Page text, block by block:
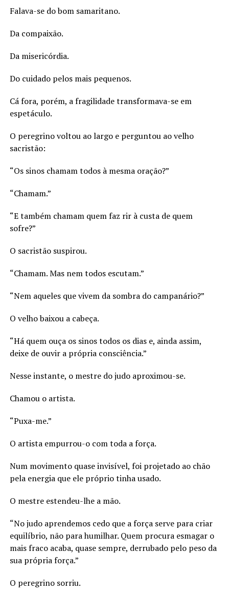
Falava-se do bom samaritano.
Da compaixão.
Da misericórdia.
Do cuidado pelos mais pequenos.
Cá fora, porém, a fragilidade transformava-se em
espetáculo.
O peregrino voltou ao largo e perguntou ao velho
sacristão:
“Os sinos chamam todos à mesma oração?”
“Chamam.”
“E também chamam quem faz rir à custa de quem
sofre?”
O sacristão suspirou.
“Chamam. Mas nem todos escutam.”
“Nem aqueles que vivem da sombra do campanário?”
O velho baixou a cabeça.
“Há quem ouça os sinos todos os dias e, ainda assim,
deixe de ouvir a própria consciência.”
Nesse instante, o mestre do judo aproximou-se.
Chamou o artista.
“Puxa-me.”
O artista empurrou-o com toda a força.
Num movimento quase invisível, foi projetado ao chão
pela energia que ele próprio tinha usado.
O mestre estendeu-lhe a mão.
“No judo aprendemos cedo que a força serve para criar
equilíbrio, não para humilhar. Quem procura esmagar o
mais fraco acaba, quase sempre, derrubado pelo peso da
sua própria força.”
O peregrino sorriu.